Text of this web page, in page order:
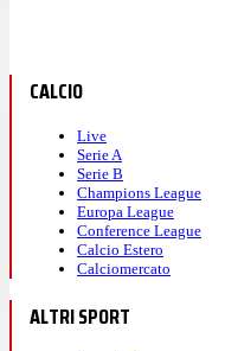
CALCIO
Live
Serie A
Serie B
Champions League
Europa League
Conference League
Calcio Estero
Calciomercato
ALTRI SPORT